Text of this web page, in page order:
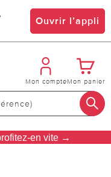
Ouvrir l’appli
Mon compteMon panier
en vite →